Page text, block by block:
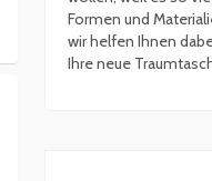
Formen und
wir helfen Ihnen
Ihre neue